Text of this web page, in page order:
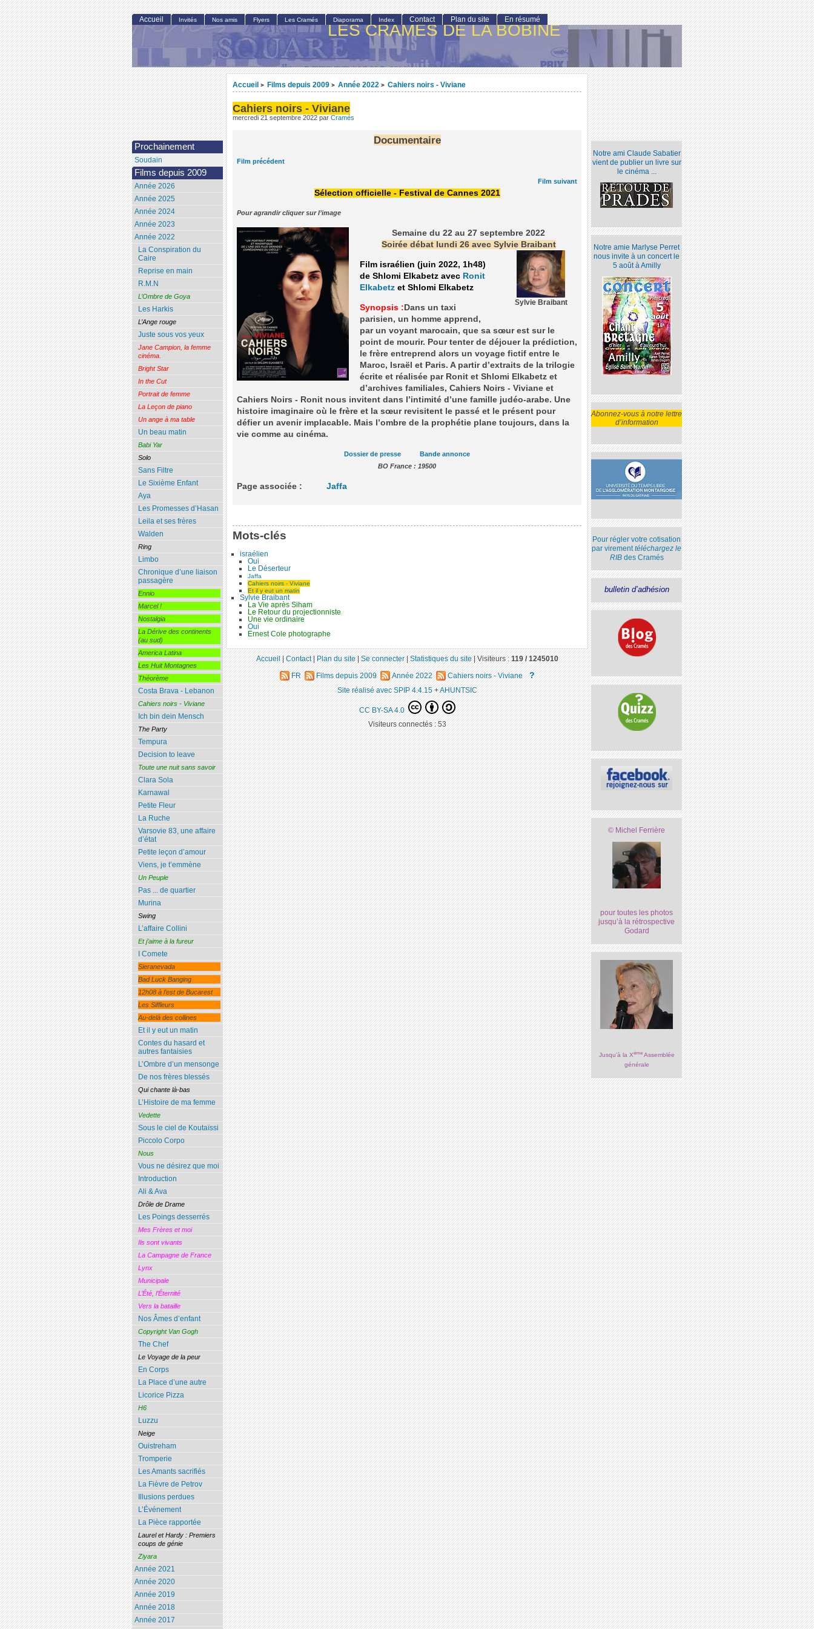
LES CRAMÉS DE LA BOBINE
Accueil > Films depuis 2009 > Année 2022 > Cahiers noirs - Viviane
Cahiers noirs - Viviane
mercredi 21 septembre 2022 par Cramés
Documentaire
Film précédent
Film suivant
Sélection officielle - Festival de Cannes 2021
Pour agrandir cliquer sur l’image
Semaine du 22 au 27 septembre 2022
Soirée débat lundi 26 avec Sylvie Braibant
Sylvie Braibant
Film israélien (juin 2022, 1h48)
de Shlomi Elkabetz avec Ronit
Elkabetzet Shlomi Elkabetz
Synopsis :Dans un taxi
parisien, un homme apprend,
par un voyant marocain, que sa sœur est sur le
point de mourir. Pour tenter de déjouer la prédiction,
le frère entreprend alors un voyage fictif entre le
Maroc, Israël et Paris. A partir d’extraits de la trilogie
écrite et réalisée par Ronit et Shlomi Elkabetz et
d’archives familiales, Cahiers Noirs - Viviane et
Cahiers Noirs - Ronit nous invitent dans l’intimité d’une famille judéo-arabe. Une
histoire imaginaire où le frère et la sœur revisitent le passé et le présent pour
défier un avenir implacable. Mais l’ombre de la prophétie plane toujours, dans la
vie comme au cinéma.
Dossier de presse
Bande annonce
BO France : 19500
Page associée : Jaffa
Mots-clés
israélien
Oui
Le Déserteur
Jaffa
Cahiers noirs - Viviane
Et il y eut un matin
Sylvie Braibant
La Vie après Siham
Le Retour du projectionniste
Une vie ordinaire
Oui
Ernest Cole photographe
Notre ami Claude Sabatier
vient de publier un livre sur
le cinéma ...
Notre amie Marlyse Perret
nous invite à un concert le
5 août à Amilly
Abonnez-vous à notre lettre
d’information
Pour régler votre cotisation
par virementtéléchargez le
RIBdes Cramés
bulletin d’adhésion
© Michel Ferrière
pour toutes les photos
jusqu’à la rétrospective
Godard
Jusqu’à la XèmeAssemblée
générale
Accueil Invités Nos amis Flyers Les Cramés Diaporama Index Contact Plan du site En résumé
Prochainement
Soudain
Films depuis 2009
Année 2026
Année 2025
Année 2024
Année 2023
Année 2022
La Conspiration du
Caire
Reprise en main
R.M.N
L’Ombre de Goya
Les Harkis
L’Ange rouge
Juste sous vos yeux
Jane Campion, la femme
cinéma.
Bright Star
In the Cut
Portrait de femme
La Leçon de piano
Un ange à ma table
Un beau matin
Babi Yar
Solo
Sans Filtre
Le Sixième Enfant
Aya
Les Promesses d’Hasan
Leila et ses frères
Walden
Ring
Limbo
Chronique d’une liaison
passagère
Ennio
Marcel !
Nostalgia
La Dérive des continents
(au sud)
America Latina
Les Huit Montagnes
Théorème
Costa Brava - Lebanon
Cahiers noirs - Viviane
Ich bin dein Mensch
The Party
Tempura
Decision to leave
Toute une nuit sans savoir
Clara Sola
Karnawal
Petite Fleur
La Ruche
Varsovie 83, une affaire
d’état
Petite leçon d’amour
Viens, je t’emmène
Un Peuple
Pas ... de quartier
Murina
Swing
L’affaire Collini
Et j’aime à la fureur
I Comete
Sieranevada
Bad Luck Banging
12h08 à l’est de Bucarest
Les Siffleurs
Au-delà des collines
Et il y eut un matin
Contes du hasard et
autres fantaisies
L’Ombre d’un mensonge
De nos frères blessés
Qui chante là-bas
L’Histoire de ma femme
Vedette
Sous le ciel de Koutaïssi
Piccolo Corpo
Nous
Vous ne désirez que moi
Introduction
Ali & Ava
Drôle de Drame
Les Poings desserrés
Mes Frères et moi
Ils sont vivants
La Campagne de France
Lynx
Municipale
L’Été, l’Éternité
Vers la bataille
Nos Âmes d’enfant
Copyright Van Gogh
The Chef
Le Voyage de la peur
En Corps
La Place d’une autre
Licorice Pizza
H6
Luzzu
Neige
Ouistreham
Tromperie
Les Amants sacrifiés
La Fièvre de Petrov
Illusions perdues
L’Événement
La Pièce rapportée
Laurel et Hardy : Premiers
coups de génie
Ziyara
Année 2021
Année 2020
Année 2019
Année 2018
Année 2017
Accueil|Contact|Plan du site|Se connecter|Statistiques du site|Visiteurs :119 / 1245010
FR Films depuis 2009 Année 2022 Cahiers noirs - Viviane ?
Site réalisé avec SPIP 4.4.15+AHUNTSIC
CC BY-SA 4.0
Visiteurs connectés :53